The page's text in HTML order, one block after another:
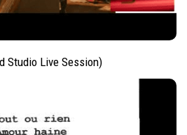
Studio Live Session)